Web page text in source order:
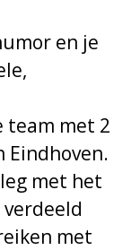
en je
team met 2
Eindhoven.
met het
met